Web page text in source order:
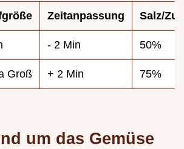
Zeitanpassung Salz/
- 2 Min 50%
Groß + 2 Min 75%
um das Gemüse